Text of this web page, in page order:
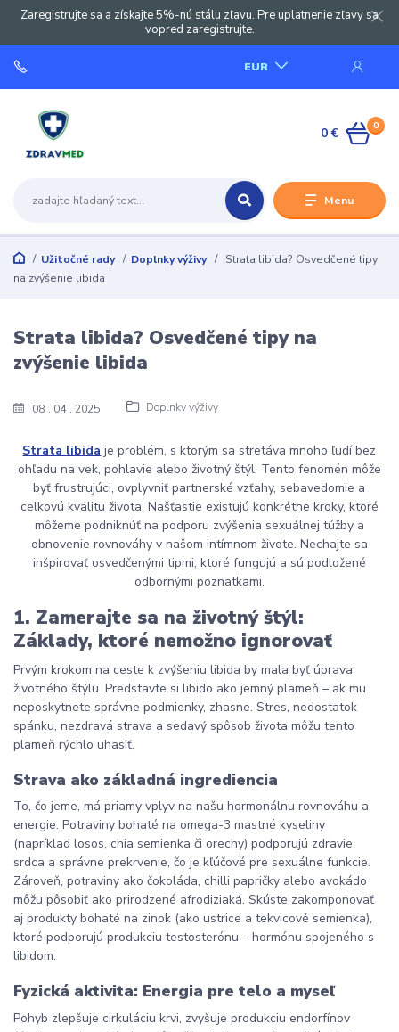
Zaregistrujte sa a získajte 5%-nú stálu zľavu. Pre uplatnenie zľavy sa
vopred zaregistrujte.
Menu
EUR
0
0 €
Užitočné rady Doplnky výživy
Strata libida? Osvedčené tipy
na zvýšenie libida
08 04 2025 Doplnky výživy
Strata libida? Osvedčené tipy na
zvýšenie libida
Strata libida je problém, s ktorým sa stretáva mnoho ľudí bez
ohľadu na vek, pohlavie alebo životný štýl. Tento fenomén môže
byť frustrujúci, ovplyvniť partnerské vzťahy, sebavedomie a
celkovú kvalitu života. Našťastie existujú konkrétne kroky, ktoré
môžeme podniknúť na podporu zvýšenia sexuálnej túžby a
obnovenie rovnováhy v našom intímnom živote. Nechajte sa
inšpirovať osvedčenými tipmi, ktoré fungujú a sú podložené
odbornými poznatkami.
1. Zamerajte sa na životný štýl:
Základy, ktoré nemožno ignorovať
Prvým krokom na ceste k zvýšeniu libida by mala byť úprava
životného štýlu. Predstavte si libido ako jemný plameň – ak mu
neposkytnete správne podmienky, zhasne. Stres, nedostatok
spánku, nezdravá strava a sedavý spôsob života môžu tento
plameň rýchlo uhasiť.
Strava ako základná ingrediencia
To, čo jeme, má priamy vplyv na našu hormonálnu rovnováhu a
energie. Potraviny bohaté na omega-3 mastné kyseliny
(napríklad losos, chia semienka či orechy) podporujú zdravie
srdca a správne prekrvenie, čo je kľúčové pre sexuálne funkcie.
Zároveň, potraviny ako čokoláda, chilli papričky alebo avokádo
môžu pôsobiť ako prirodzené afrodiziaká. Skúste zakomponovať
aj produkty bohaté na zinok (ako ustrice a tekvicové semienka),
ktoré podporujú produkciu testosterónu – hormónu spojeného s
libidom.
Fyzická aktivita: Energia pre telo a myseľ
Pohyb zlepšuje cirkuláciu krvi, zvyšuje produkciu endorfínov